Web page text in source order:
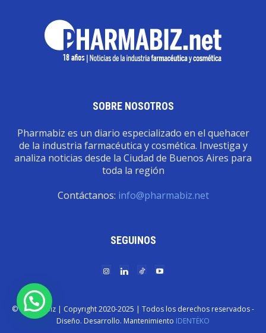
SOBRE NOSOTROS
Pharmabiz es un diario especializado en el quehacer
de la industria farmacéutica y cosmética. Investiga y
analiza noticias desde la Ciudad de Buenos Aires para
toda la región
Contáctanos: info@pharmabiz.net
SEGUINOS
© Pharmabiz | Copyrıght 2020-2025 | Todos los derechos reservados -
Diseño. Desarrollo. Mantenimiento IDENTËKO